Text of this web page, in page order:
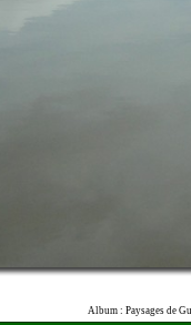
Album : Paysages de